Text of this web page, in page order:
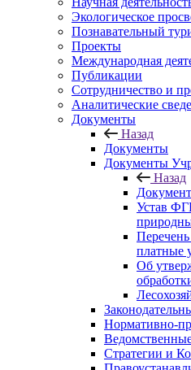
Экологическое
Познавательный
Проекты
Международная
Публикации
Сотрудничество и
Аналитические
Документы
Назад
Документы
Документы
Назад
Устав
платные
Об
Нормативно-
Стратегии и